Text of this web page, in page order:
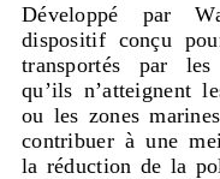
Développé par
dispositif conçu
transportés par
qu’ils n’atteignent
ou les zones
contribuer à une
la réduction de la